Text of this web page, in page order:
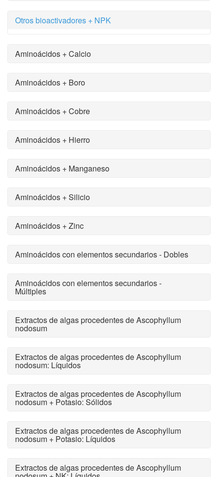
Otros bioactivadores + NPK
Aminoácidos + Calcio
Aminoácidos + Boro
Aminoácidos + Cobre
Aminoácidos + Hierro
Aminoácidos + Manganeso
Aminoácidos + Silicio
Aminoácidos + Zinc
Aminoácidos con elementos secundarios - Dobles
Aminoácidos con elementos secundarios -
Múltiples
Extractos de algas procedentes de Ascophyllum
nodosum
Extractos de algas procedentes de Ascophyllum
nodosum: Líquidos
Extractos de algas procedentes de Ascophyllum
nodosum + Potasio: Sólidos
Extractos de algas procedentes de Ascophyllum
nodosum + Potasio: Líquidos
Extractos de algas procedentes de Ascophyllum